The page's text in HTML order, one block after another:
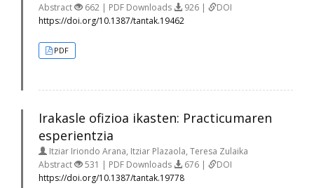
Abstract 662 | PDF Downloads 926 |
DOI
https://doi.org/10.1387/tantak.19462
PDF
Irakasle ofizioa ikasten: Practicumaren
esperientzia
Itziar Iriondo Arana, Itziar Plazaola, Teresa Zulaika
Abstract
531 | PDF Downloads 676 |
DOI
https://doi.org/10.1387/tantak.19778